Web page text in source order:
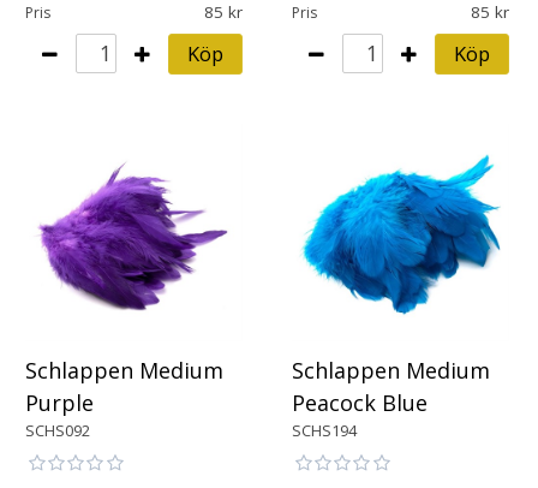
Pris 85
Köp
Pris 85
Köp
Schlappen Medium
Purple
SCHS092
Schlappen Medium
Peacock Blue
SCHS194